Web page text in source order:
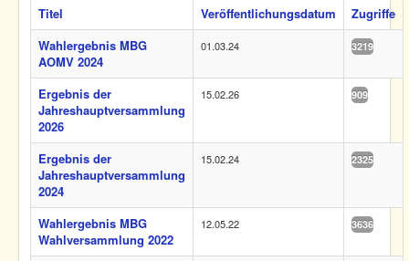
Verein
Home Verein Mitteilungen
Titel Veröffentlichungsdatum
Zugriffe
Wahlergebnis MBG
AOMV 2024
01.03.24 3219
Ergebnis der
Jahreshauptversammlung
2026
15.02.26 909
Ergebnis der
Jahreshauptversammlung
2024
15.02.24 2325
Wahlergebnis MBG
Wahlversammlung 2022
12.05.22 3636